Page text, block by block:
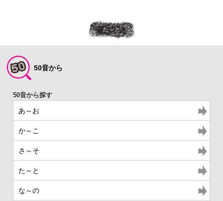
た～と
50音から
あ～お
か～こ
さ～そ
た～と
な～の